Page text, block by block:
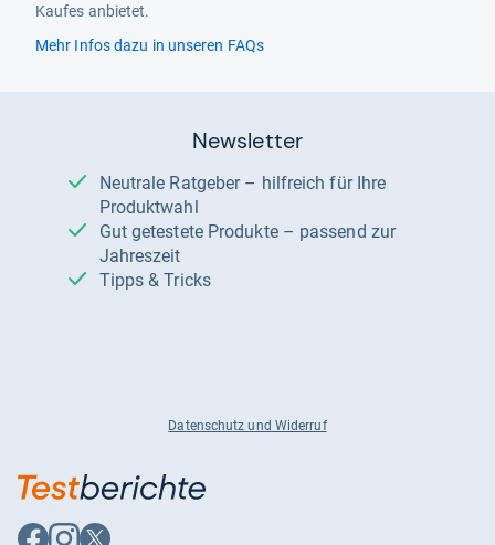
Kaufes anbietet.
Mehr Infos dazu in unseren FAQs
Newsletter
Neutrale Ratgeber – hilfreich für Ihre
Produktwahl
Gut getestete Produkte – passend zur
Jahreszeit
Tipps & Tricks
Datenschutz und Widerruf
AufAufAuf